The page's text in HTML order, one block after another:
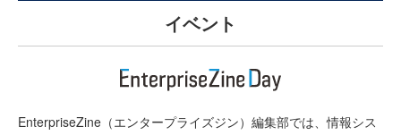
イベント
EnterpriseZine（エンタープライズジン）編集部では、情報シス